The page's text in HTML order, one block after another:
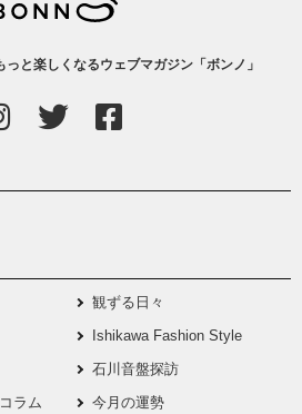
と楽しくなるウェブマガジン「ボンノ」
観ずる日々
Ishikawa Fashion Style
石川音盤探訪
ラム
今月の運勢